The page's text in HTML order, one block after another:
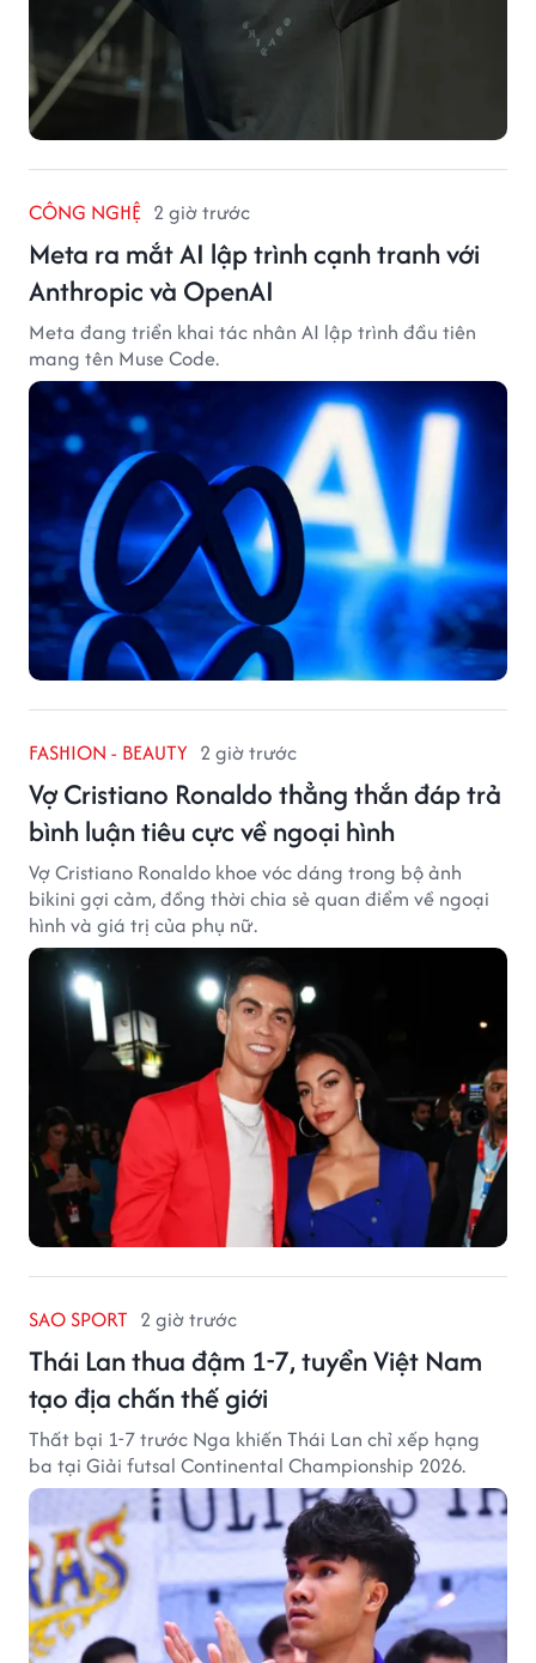
CÔNG NGHỆ 2 giờ trước
Meta ra mắt AI lập trình cạnh tranh với
Anthropic và OpenAI
Meta đang triển khai tác nhân AI lập trình đầu tiên
mang tên Muse Code.
FASHION - BEAUTY 2 giờ trước
Vợ Cristiano Ronaldo thẳng thắn đáp trả
bình luận tiêu cực về ngoại hình
Vợ Cristiano Ronaldo khoe vóc dáng trong bộ ảnh
bikini gợi cảm, đồng thời chia sẻ quan điểm về ngoại
hình và giá trị của phụ nữ.
SAO SPORT 2 giờ trước
Thái Lan thua đậm 1-7, tuyển Việt Nam
tạo địa chấn thế giới
Thất bại 1-7 trước Nga khiến Thái Lan chỉ xếp hạng
ba tại Giải futsal Continental Championship 2026.